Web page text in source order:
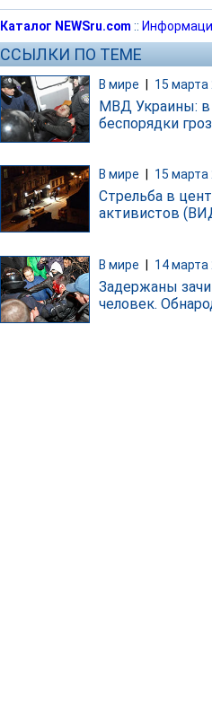
Каталог NEWSru.com ::
ССЫЛКИ ПО ТЕМЕ
В мире 15 марта
МВД Украины: в
беспорядки
В мире 15 марта
Стрельба в
активистов
В мире | 14 марта
Задержаны
человек.